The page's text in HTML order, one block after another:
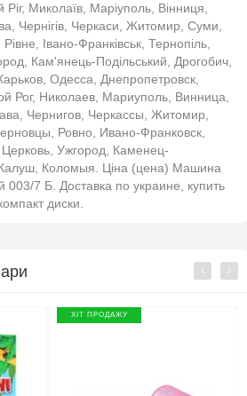
Миколаїв, Маріуполь, Вінниця,
Чернігів, Черкаси, Житомир, Суми,
Івано-Франківськ, Тернопіль,
Кам'янець-Подільський, Дрогобич,
Одесса, Днепропетровск,
Рог, Николаев, Мариуполь, Винница,
Чернигов, Черкассы, Житомир,
Ровно, Ивано-Франковск,
Ужгород, Каменец-
Коломыя. Ціна (цена) Машина
003/7 Б. Доставка по украине, купить
диски.
ХІТ ПРОДАЖУ